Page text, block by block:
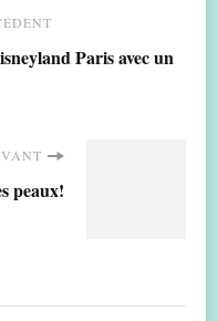
Paris avec un
peaux!